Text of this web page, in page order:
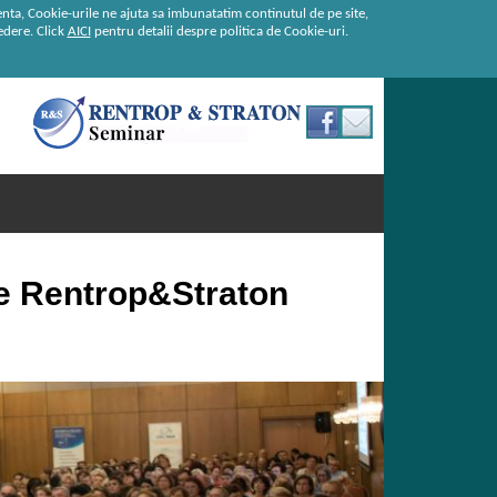
Cookie-urile ne ajuta sa imbunatatim continutul de pe site,
Click AICIpentru detalii despre politica de Cookie-uri.
Rentrop&Straton